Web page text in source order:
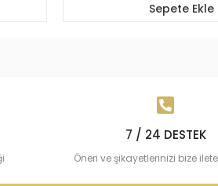
Sepete Ekle
7 / 24 DESTEK
Öneri ve şikayetlerinizi bize